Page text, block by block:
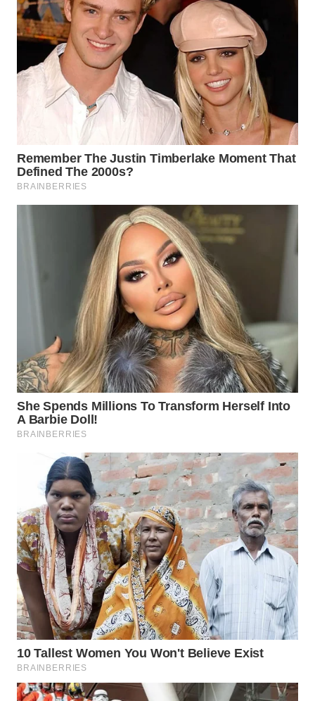
SUMEDANG
WN
CIANJUR
WN
WN
TANGERANG
INDRAMAYU
WN
KUNINGAN
WN
WN
SUBANG
WN
SUKABUMI
WN
PURWAKARTA
WN
PRIANGAN
TIMUR